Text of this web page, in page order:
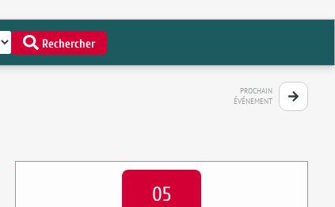
Rechercher
PROCHAIN
ÉVÉNEMENT
05